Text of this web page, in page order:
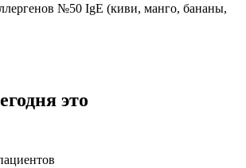
№50 IgE (киви, манго, бананы,
это